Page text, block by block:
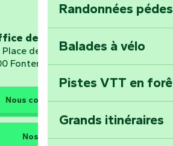
Explorez
d’orientation «
Les gardiens de la nature
Randonnées
Balades à vélo
Pistes VTT en
Grands itinéraires
de tourisme
Place de Verdun
Fontenay-le-Comte
Nous contacter
Nos QG